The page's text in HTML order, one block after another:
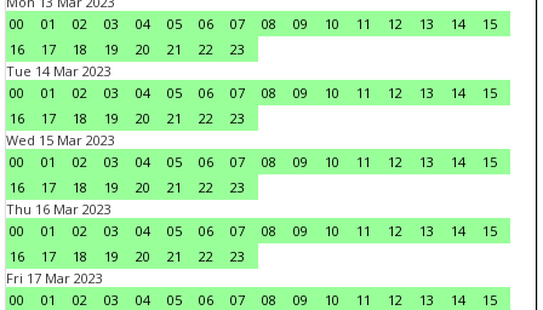
00
01 02 03 04 05 06 07 08 09 10 11 12 13 14
15
16
17 18 19 20 21 22
23
Tue 14 Mar 2023
00
01 02 03 04 05 06 07 08 09 10 11 12 13 14
15
16
17 18 19 20 21 22
23
Wed 15 Mar 2023
00
01 02 03 04 05 06 07 08 09 10 11 12 13 14
15
16
17 18 19 20 21 22
23
Thu 16 Mar 2023
00
01 02 03 04 05 06 07 08 09 10 11 12 13 14
15
16
17 18 19 20 21 22
23
Fri 17 Mar 2023
00
01 02 03 04 05 06 07 08 09 10 11 12 13 14
15